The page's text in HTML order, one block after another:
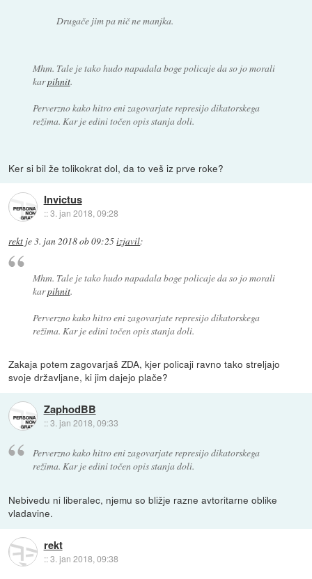
Drugače jim pa nič ne manjka.
Mhm. Tale je tako hudo napadala boge policaje da so jo morali
karpihnit.
Perverzno kako hitro eni zagovarjate represijo dikatorskega
režima. Kar je edini točen opis stanja doli.
Ker si bil že tolikokrat dol, da to veš iz prve roke?
Invictus
::3. jan 2018, 09:28
rekt je3. jan 2018 ob 09:25izjavil:
Mhm. Tale je tako hudo napadala boge policaje da so jo morali
karpihnit.
Perverzno kako hitro eni zagovarjate represijo dikatorskega
režima. Kar je edini točen opis stanja doli.
Zakaja potem zagovarjaš ZDA, kjer policaji ravno tako streljajo
svoje državljane, ki jim dajejo plače?
ZaphodBB
::3. jan 2018, 09:33
Perverzno kako hitro eni zagovarjate represijo dikatorskega
režima. Kar je edini točen opis stanja doli.
Nebivedu ni liberalec, njemu so bližje razne avtoritarne oblike
vladavine.
rekt
::3. jan 2018, 09:38